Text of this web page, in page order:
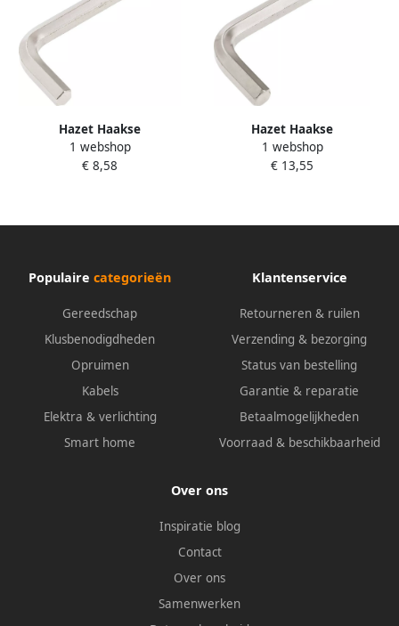
Hazet Haakse
schroevendraaier 2100-10 ·
Binnen-zeskant-profiel · SW
1 webshop
€ 8,58
Hazet Haakse
schroevendraaier 2100-14 ·
Binnen-zeskant-profiel · SW
1 webshop
€ 13,55
Populaire categorieën
Gereedschap
Klusbenodigdheden
Opruimen
Kabels
Elektra & verlichting
Smart home
Klantenservice
Retourneren & ruilen
Verzending & bezorging
Status van bestelling
Garantie & reparatie
Betaalmogelijkheden
Voorraad & beschikbaarheid
Over ons
Inspiratie blog
Contact
Over ons
Samenwerken